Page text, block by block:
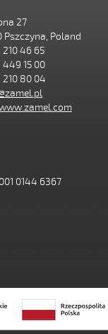
27
Poland
46 65
15 00
80 04
0144 6367